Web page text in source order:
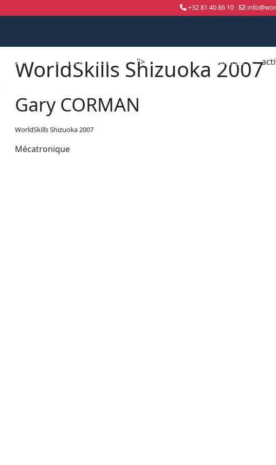
+32 81 40 86 10
Days Compétition nationale "> WorldSkills Shanghai 2026
WorldSkills Shizuoka 2007
Gary CORMAN
WorldSkills Shizuoka 2007
Mécatronique